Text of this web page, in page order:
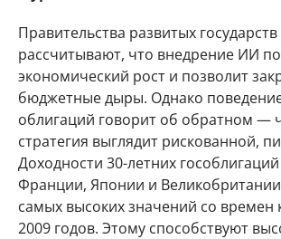
Правительства развитых государств
рассчитывают, что внедрение ИИ
экономический рост и позволит
бюджетные дыры. Однако
облигаций говорит об обратном —
стратегия выглядит рискованной,
Доходности 30-летних
Франции, Японии и Великобритании
самых высоких значений со времен
2009 годов. Этому способствуют